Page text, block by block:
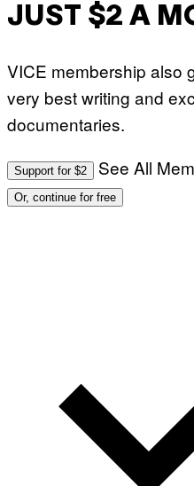
JUST $2 A
VICE membership also
very best writing and
documentaries.
Support for $2 See All
Or, continue for free